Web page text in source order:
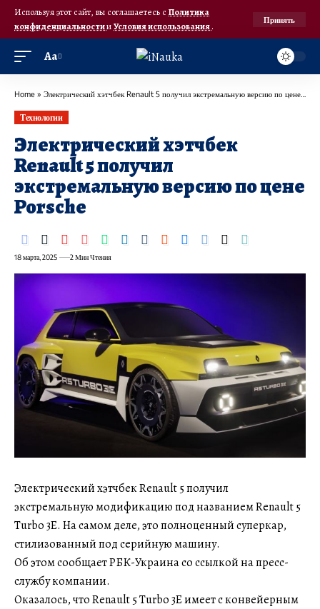
Используя этот сайт, вы соглашаетесь с Политика
конфиденциальностииУсловия использования.
Принять
Аа
Home » Электрический хэтчбек Renault 5 получил экстремальную версию по цене Porsche
Технологии
Электрический хэтчбек
Renault 5 получил
экстремальную версию по цене
Porsche
18 марта, 2025 2 Мин Чтения
Электрический хэтчбек Renault 5 получил
экстремальную модификацию под названием Renault 5
Turbo 3E. На самом деле, это полноценный суперкар,
стилизованный под серийную машину.
Об этом сообщает РБК-Украина со ссылкой на пресс-
службу компании.
Оказалось, что Renault 5 Turbo 3E имеет с конвейерным